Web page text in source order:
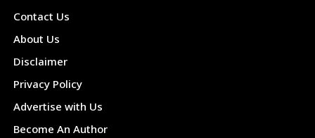
Contact Us
About Us
Disclaimer
Privacy Policy
Advertise with Us
Become An Author